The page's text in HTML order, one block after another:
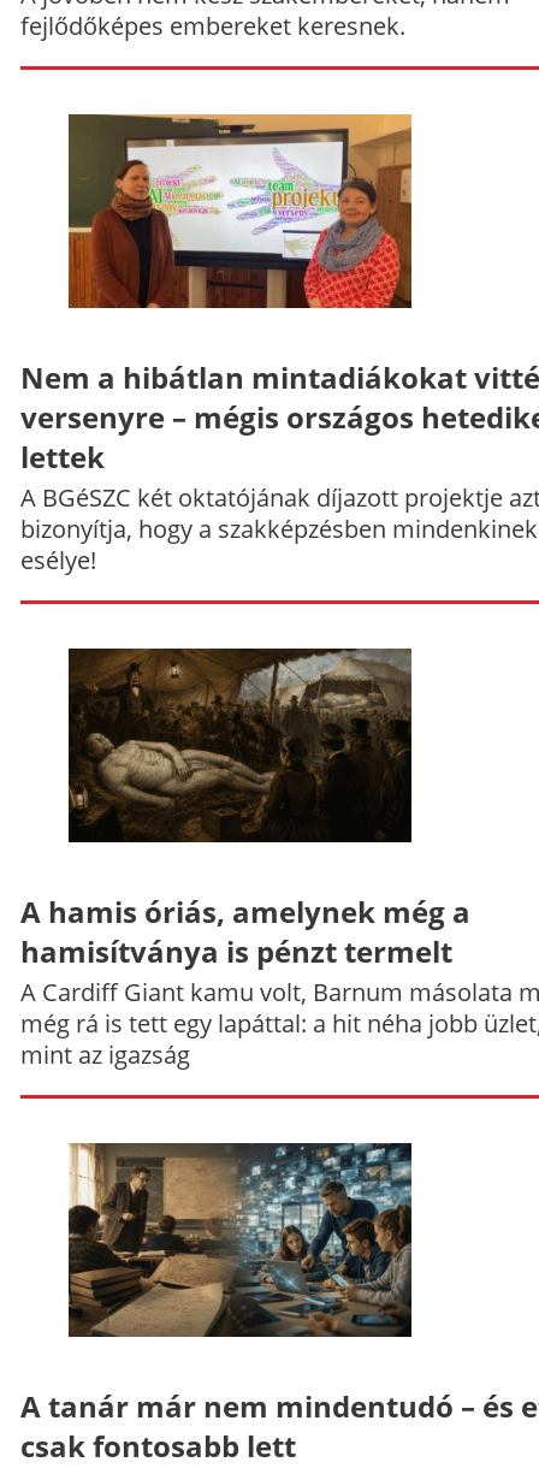
fejlődőképes embereket keresnek.
Nem a hibátlan mintadiákokat
versenyre – mégis országos
lettek
A BGéSZC két oktatójának díjazott projektje
bizonyítja, hogy a szakképzésben
esélye!
A hamis óriás, amelynek még a
hamisítványa is pénzt termelt
A Cardiff Giant kamu volt, Barnum másolata
még rá is tett egy lapáttal: a hit néha jobb
mint az igazság
A tanár már nem mindentudó – és
csak fontosabb lett